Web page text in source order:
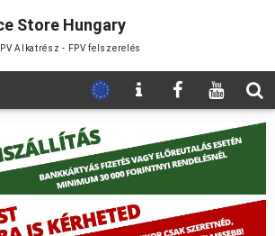
Store Hungary
Alkatrész - FPV felszerelés